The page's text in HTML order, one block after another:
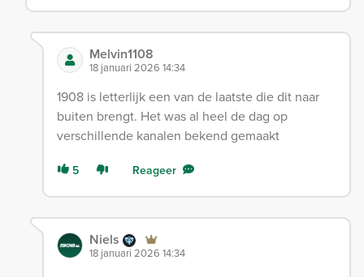
Melvin1108
18 januari 2026 14:34
1908 is letterlijk een van de laatste die dit naar
buiten brengt. Het was al heel de dag op
verschillende kanalen bekend gemaakt
5 Reageer
Niels
18 januari 2026 14:34